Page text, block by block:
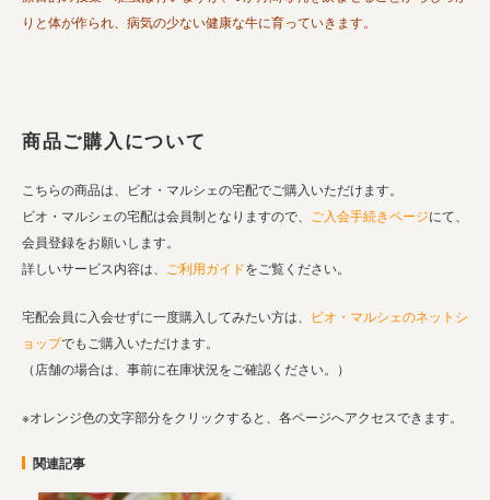
りと体が作られ、病気の少ない健康な牛に育っていきます。
商品ご購入について
こちらの商品は、ビオ・マルシェの宅配でご購入いただけます。
ビオ・マルシェの宅配は会員制となりますので、 ご入会手続きページにて、
会員登録をお願いします。
詳しいサービス内容は、 ご利用ガイドをご覧ください。
宅配会員に入会せずに一度購入してみたい方は、
ビオ・マルシェのネットシ
ョップでもご購入いただけます。
（店舗の場合は、事前に在庫状況をご確認ください。）
※オレンジ色の文字部分をクリックすると、各ページへアクセスできます。
関連記事